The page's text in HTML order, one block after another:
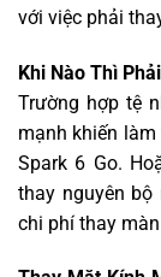
với việc phải
Khi Nào Thì
Trường hợp tệ
mạnh khiến
Spark 6 Go.
thay nguyên bộ
chi phí thay